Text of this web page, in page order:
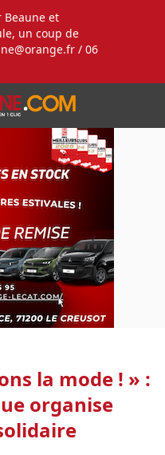
Beaune et
un coup de
/ 06
la mode ! » :
organise